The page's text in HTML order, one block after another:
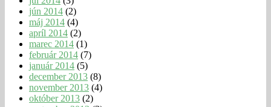
jún 2014 (2)
máj 2014 (4)
apríl 2014 (2)
marec 2014 (1)
február 2014 (7)
január 2014 (5)
december 2013 (8)
november 2013 (4)
október 2013 (2)